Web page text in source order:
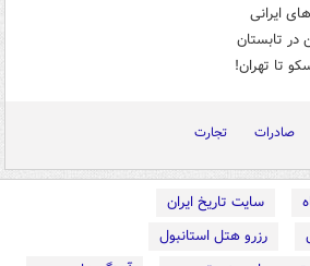
ایرانی
تابستان
تا تهران!
صادرات تجارت
سایت تاریخ ایران
رزرو هتل استانبول